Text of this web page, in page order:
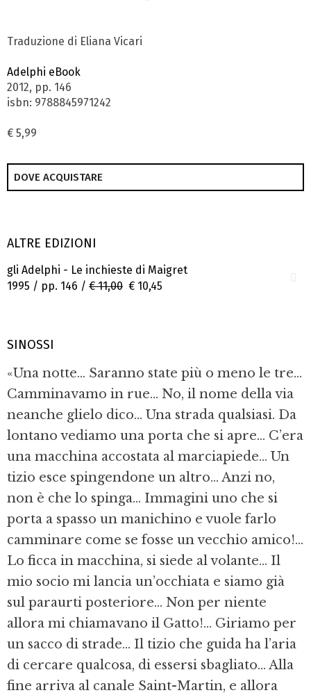
Traduzione di Eliana Vicari
Adelphi eBook
2012, pp. 146
isbn: 9788845971242
€ 5,99
DOVE ACQUISTARE
ALTRE EDIZIONI
gli Adelphi - Le inchieste di Maigret
1995 / pp. 146 / € 11,00 € 10,45
SINOSSI
«Una notte... Saranno state più o meno le tre...
Camminavamo in rue... No, il nome della via
neanche glielo dico... Una strada qualsiasi. Da
lontano vediamo una porta che si apre... C’era
una macchina accostata al marciapiede... Un
tizio esce spingendone un altro... Anzi no,
non è che lo spinga... Immagini uno che si
porta a spasso un manichino e vuole farlo
camminare come se fosse un vecchio amico!...
Lo ficca in macchina, si siede al volante... Il
mio socio mi lancia un’occhiata e siamo già
sul paraurti posteriore... Non per niente
allora mi chiamavano il Gatto!... Giriamo per
un sacco di strade... Il tizio che guida ha l’aria
di cercare qualcosa, di essersi sbagliato... Alla
fine arriva al canale Saint-Martin, e allora